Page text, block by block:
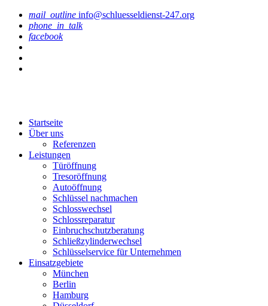
mail_outline info@schluesseldienst-247.org
phone_in_talk
facebook
Startseite
Über uns
Referenzen
Leistungen
Türöffnung
Tresoröffnung
Аutoöffnung
Schlüssel nachmachen
Schlosswechsel
Schlossreparatur
Einbruchschutzberatung
Schließzylinderwechsel
Schlüsselservice für Unternehmen
Einsatzgebiete
München
Berlin
Hamburg